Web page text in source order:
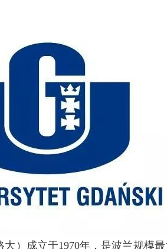
）成立于1970年，是波兰规模